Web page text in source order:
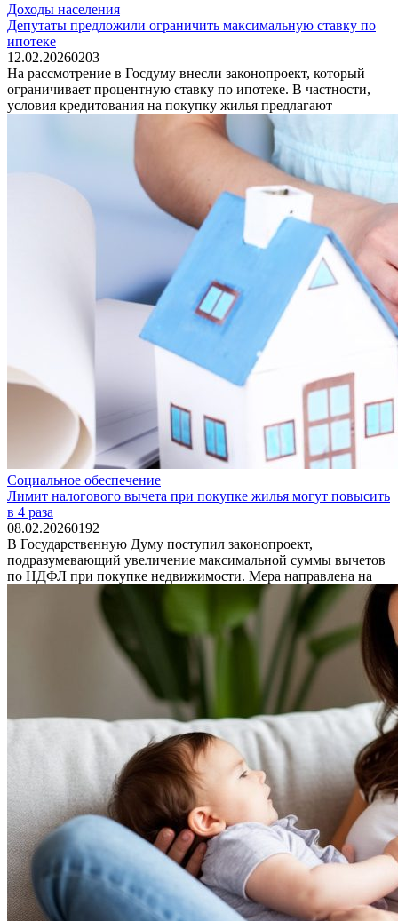
Доходы населения
Депутаты предложили ограничить максимальную ставку по
ипотеке
12.02.20260203
На рассмотрение в Госдуму внесли законопроект, который
ограничивает процентную ставку по ипотеке. В частности,
условия кредитования на покупку жилья предлагают
Социальное обеспечение
Лимит налогового вычета при покупке жилья могут повысить
в 4 раза
08.02.20260192
В Государственную Думу поступил законопроект,
подразумевающий увеличение максимальной суммы вычетов
по НДФЛ при покупке недвижимости. Мера направлена на